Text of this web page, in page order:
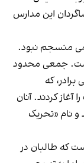
این مدارس
منسجم نبود.
جمعی محدود
که
حرکت را آغاز کردند. آنان
و نام «تحریک
که طالبان در